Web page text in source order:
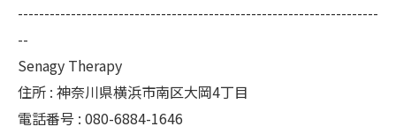
--------------------------------------------------------------------
--
Senagy Therapy
住所 : 神奈川県横浜市南区大岡4丁目
電話番号 : 080-6884-1646